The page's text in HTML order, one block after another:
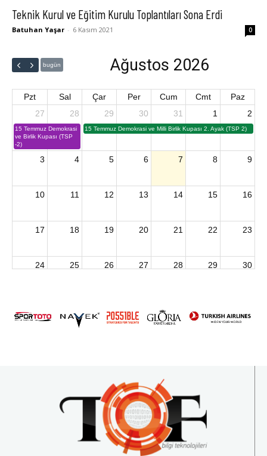
Teknik Kurul ve Eğitim Kurulu Toplantıları Sona Erdi
Batuhan Yaşar - 6 Kasım 2021 0
bugün Ağustos 2026
Pzt Sal Çar Per Cum Cmt
Paz
27
15 Temmuz Demokrasi
ve Birlik Kupası (TSP
-2)
28 29
15 Temmuz Demokrasi ve Milli Birlik Kupası 2. Ayak (TSP 2)
30 31 1 2
3 4 5 6 7 8 9
10 11 12 13 14 15 16
17 18 19 20 21 22 23
24 25 26 27 28 29 30